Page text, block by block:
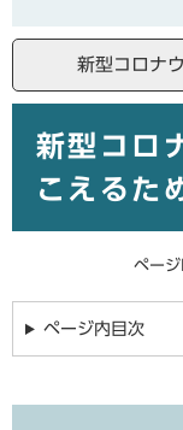
新型コロナ
新型コロ
こえるた
ペー
ページ内目次